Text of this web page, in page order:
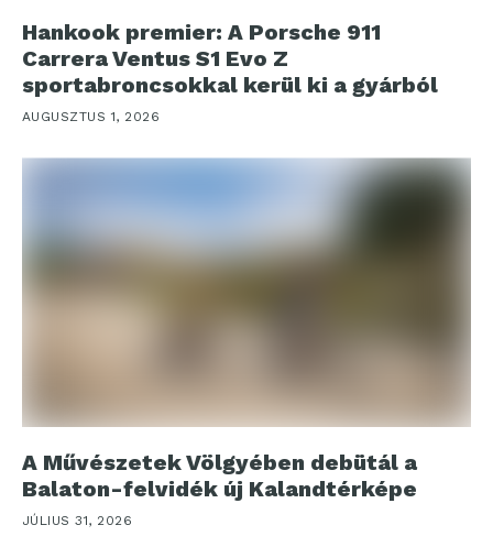
Hankook premier: A Porsche 911
Carrera Ventus S1 Evo Z
sportabroncsokkal kerül ki a gyárból
AUGUSZTUS 1, 2026
A Művészetek Völgyében debütál a
Balaton-felvidék új Kalandtérképe
JÚLIUS 31, 2026